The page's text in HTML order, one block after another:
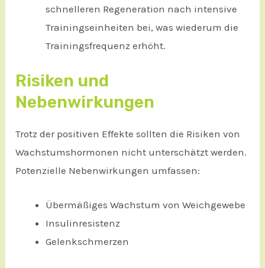
schnelleren Regeneration nach intensive
Trainingseinheiten bei, was wiederum die
Trainingsfrequenz erhöht.
Risiken und
Nebenwirkungen
Trotz der positiven Effekte sollten die Risiken von
Wachstumshormonen nicht unterschätzt werden.
Potenzielle Nebenwirkungen umfassen:
Übermäßiges Wachstum von Weichgewebe
Insulinresistenz
Gelenkschmerzen